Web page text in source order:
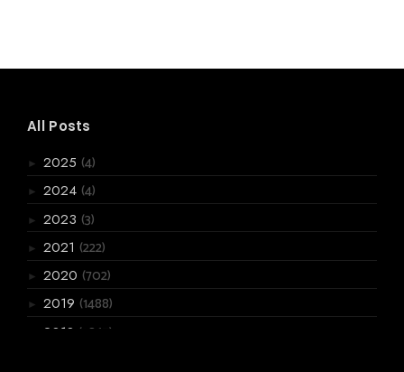
All Posts
► 2025 (4)
► 2024 (4)
► 2023 (3)
► 2021 (222)
► 2020 (702)
► 2019 (1488)
2018 (3867)